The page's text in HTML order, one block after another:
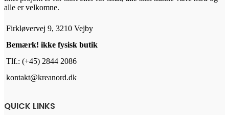
alle er velkomne.
Firkløvervej 9, 3210 Vejby
Bemærk! ikke fysisk butik
Tlf.: (+45) 2844 2086
kontakt@kreanord.dk
QUICK LINKS